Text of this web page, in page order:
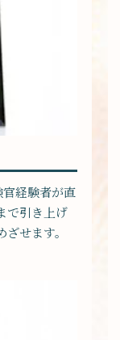
経験者が直
で引き上げ
せます。